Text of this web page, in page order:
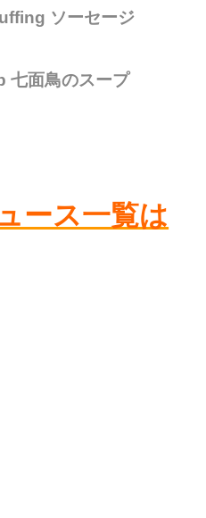
ソーセージ
七面鳥のスープ
ース一覧は